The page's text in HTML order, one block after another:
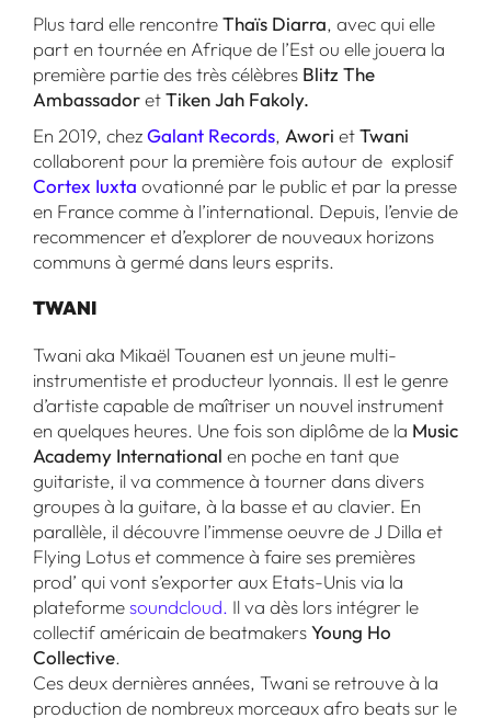
Plus tard elle rencontreThaïs Diarra, avec qui elle
part en tournée en Afrique de l’Est ou elle jouera la
première partie des très célèbres Blitz The
AmbassadoretTiken Jah Fakoly.
En 2019, chezGalant Records, Awori etTwani
collaborent pour la première fois autour de explosif
Cortex Iuxta ovationné par le public et par la presse
en France comme à l’international. Depuis, l’envie de
recommencer et d’explorer de nouveaux horizons
communs à germé dans leurs esprits.
TWANI
Twani aka Mikaël Touanen est un jeune multi-
instrumentiste et producteur lyonnais. Il est le genre
d’artiste capable de maîtriser un nouvel instrument
en quelques heures. Une fois son diplôme de la Music
Academy International en poche en tant que
guitariste, il va commence à tourner dans divers
groupes à la guitare, à la basse et au clavier. En
parallèle, il découvre l’immense oeuvre de J Dilla et
Flying Lotus et commence à faire ses premières
prod’ qui vont s’exporter aux Etats-Unis via la
plateformesoundcloud. Il va dès lors intégrer le
collectif américain de beatmakersYoung Ho
Collective.
Ces deux dernières années, Twani se retrouve à la
production de nombreux morceaux afro beats sur le